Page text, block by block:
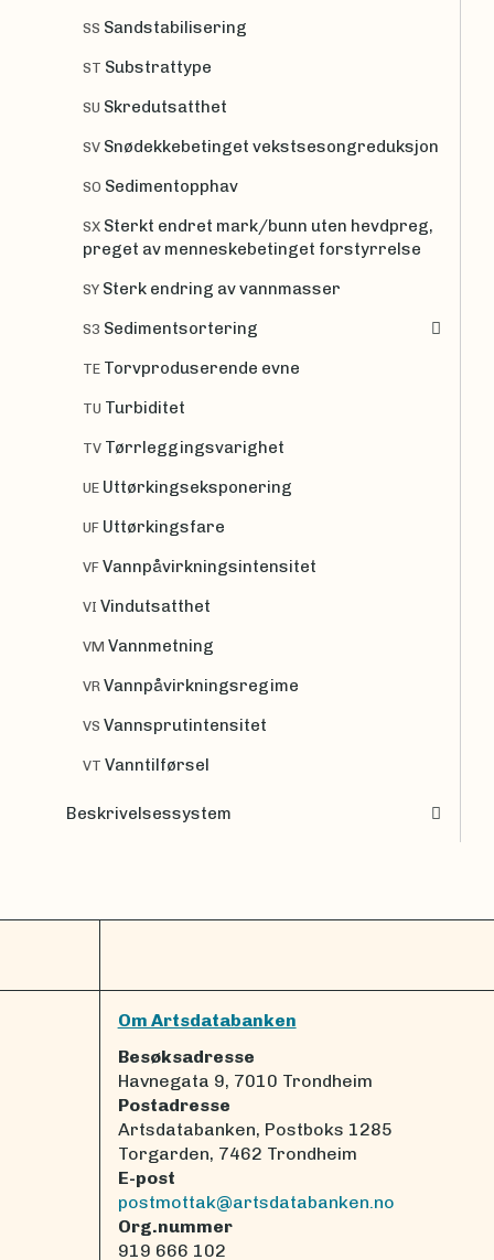
SS Sandstabilisering
ST Substrattype
SU Skredutsatthet
SV Snødekkebetinget vekstsesongreduksjon
SO Sedimentopphav
SX Sterkt endret mark/bunn uten hevdpreg,
preget av menneskebetinget forstyrrelse
SY Sterk endring av vannmasser
S3 Sedimentsortering
TE Torvproduserende evne
TU Turbiditet
TV Tørrleggingsvarighet
UE Uttørkingseksponering
UF Uttørkingsfare
VF Vannpåvirkningsintensitet
VI Vindutsatthet
VM Vannmetning
VR Vannpåvirkningsregime
VS Vannsprutintensitet
VT Vanntilførsel
Beskrivelsessystem
Om Artsdatabanken
Besøksadresse
Havnegata 9, 7010 Trondheim
Postadresse
Artsdatabanken, Postboks 1285
Torgarden, 7462 Trondheim
E-post
postmottak@artsdatabanken.no
Org.nummer
919 666 102